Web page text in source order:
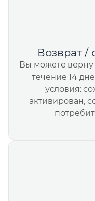
Возврат /
Вы можете
течение 14
условия:
активирован,